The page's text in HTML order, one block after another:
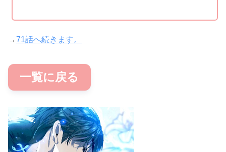
→71話へ続きます。
一覧に戻る